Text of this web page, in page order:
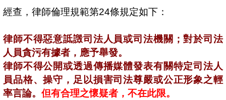
經查，律師倫理規範第24條規定如下：
律師不得惡意詆譭司法人員或司法機關；對於司法
人員貪污有據者，應予舉發。
律師不得公開或透過傳播媒體發表有關特定司法人
員品格、操守，足以損害司法尊嚴或公正形象之輕
率言論。 但有合理之懷疑者，不在此限。